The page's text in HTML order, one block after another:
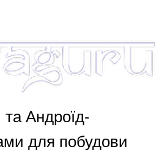
Андроїд-
для побудови